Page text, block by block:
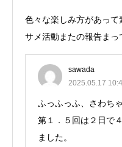
色々な楽しみ方があっ
サメ活動またの報告まっ
sawada
2025.05.17
ふっふっふ、さわちゃ
第１．５回は２日で
ました。